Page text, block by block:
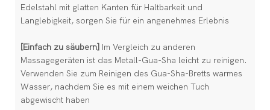
Edelstahl mit glatten Kanten für Haltbarkeit und
Langlebigkeit, sorgen Sie für ein angenehmes Erlebnis
[Einfach zu säubern] Im Vergleich zu anderen
Massagegeräten ist das Metall-Gua-Sha leicht zu reinigen.
Verwenden Sie zum Reinigen des Gua-Sha-Bretts warmes
Wasser, nachdem Sie es mit einem weichen Tuch
abgewischt haben